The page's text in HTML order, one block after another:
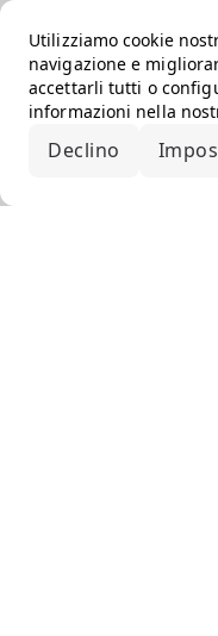
Utilizziamo cookie
navigazione e
accettarli tutti o
informazioni nella
Declino